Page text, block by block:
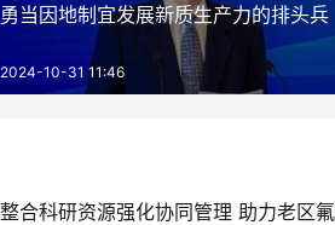
勇当因地制宜发展新质生产力的排头兵
2024-10-31 11:46